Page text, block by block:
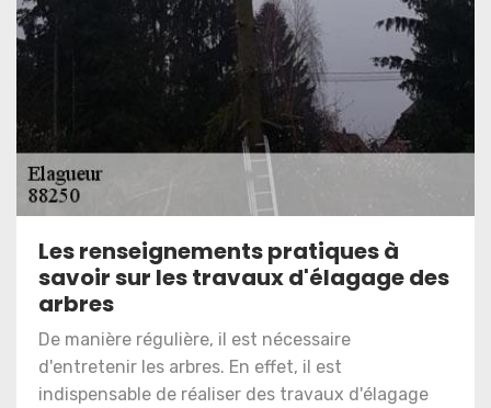
Les renseignements pratiques à
savoir sur les travaux d'élagage des
arbres
De manière régulière, il est nécessaire
d'entretenir les arbres. En effet, il est
indispensable de réaliser des travaux d'élagage